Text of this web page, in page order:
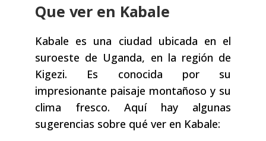
Que ver en Kabale
Kabale es una ciudad ubicada en el
suroeste de Uganda, en la región de
Kigezi. Es conocida por su
impresionante paisaje montañoso y su
clima fresco. Aquí hay algunas
sugerencias sobre qué ver en Kabale: